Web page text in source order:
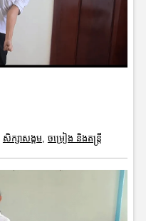
សិក្សាសង្គម, ចម្រៀង និងតន្ត្រី